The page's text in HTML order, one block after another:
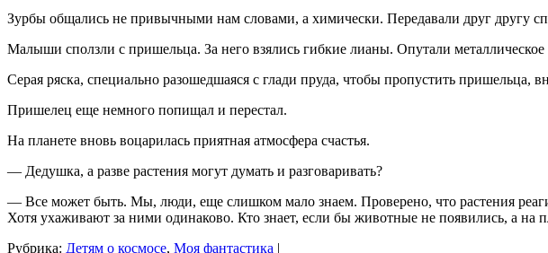
Зурбы общались не привычными нам словами, а химически. Передавали друг другу
Малыши сползли с пришельца. За него взялись гибкие лианы. Опутали
Серая ряска, специально разошедшаяся с глади пруда, чтобы пропустить пришельца,
Пришелец еще немного попищал и перестал.
На планете вновь воцарилась приятная атмосфера счастья.
— Дедушка, а разве растения могут думать и разговаривать?
— Все может быть. Мы, люди, еще слишком мало знаем. Проверено, что растения
Хотя ухаживают за ними одинаково. Кто знает, если бы животные не появились, а
Рубрика: Детям о космосе, Моя фантастика |